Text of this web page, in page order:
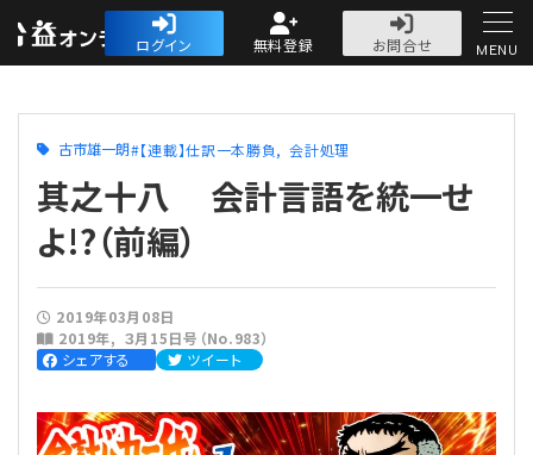
公益・一般法人オ
ログイン 無料登録
お問合せ
人気記事
法人運営
法人運営
会計・税務
MENU
古市雄一朗 【連載】仕訳一本勝負 会計処理
其之十八 会計言語を統一せ
よ!?（前編）
2019年03月08日
2019年
３月15日号（No.983）
シェアする
ツイート